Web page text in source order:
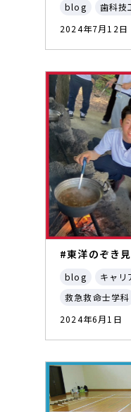
blog 歯科技
2024年7月12日
#東洋のぞき
blog
キャリ
救急救命士学科
2024年6月1日